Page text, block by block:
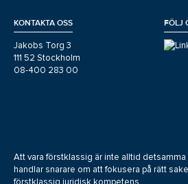
KONTAKTA OSS
Jakobs Torg 3
111 52 Stockholm
08-400 283 00
FÖLJ
Att vara förstklassig är inte alltid
handlar snarare om att fokusera på rätt